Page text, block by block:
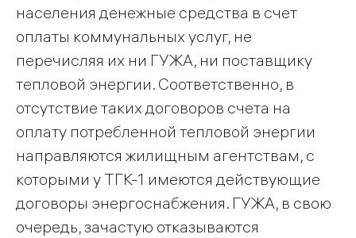
населения денежные средства в счет
оплаты коммунальных услуг, не
перечисляя их ни ГУЖА, ни поставщику
тепловой энергии. Соответственно, в
отсутствие таких договоров счета на
оплату потребленной тепловой энергии
направляются жилищным агентствам, с
которыми у ТГК-1 имеются действующие
договоры энергоснабжения. ГУЖА, в свою
очередь, зачастую отказываются